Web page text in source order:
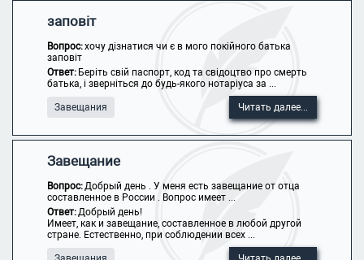
заповіт
Вопрос:хочу дізнатися чи є в мого покійного батька
заповіт
Ответ: Беріть свій паспорт, код та свідоцтво про смерть
батька, і зверніться до будь-якого нотаріуса за ...
Завещания Читать далее...
Завещание
Вопрос:Добрый день . У меня есть завещание от отца
составленное в России . Вопрос имеет ...
Ответ:Добрый день!
Имеет, как и завещание, составленное в любой другой
стране. Естественно, при соблюдении всех ...